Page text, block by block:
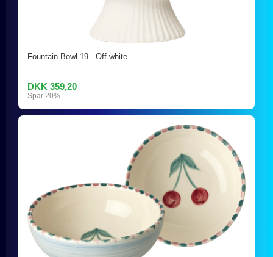
Fountain Bowl 19 - Off-white
DKK 359,20
Spar 20%